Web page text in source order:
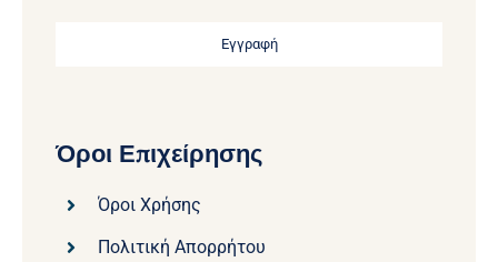
Εγγραφή
Όροι Επιχείρησης
Όροι Χρήσης
Πολιτική Απορρήτου